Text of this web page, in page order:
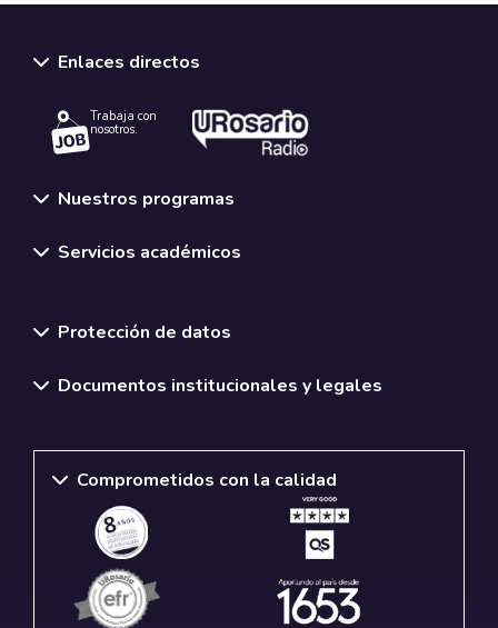
Enlaces directos
Trabaja con
nosotros.
Nuestros programas
Servicios académicos
Protección de datos
Documentos institucionales y legales
Comprometidos con la calidad